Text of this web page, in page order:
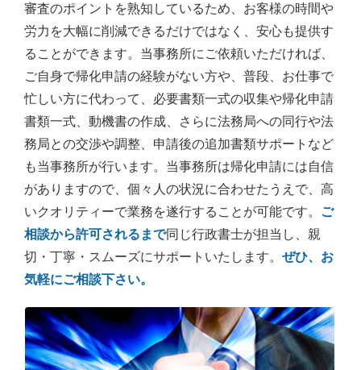
審査のポイントを熟知しているため、お客様の時間や
労力を大幅に削減できるだけではなく、安心も提供す
ることができます。当事務所にご依頼いただければ、
ご自身で帰化申請の経験がない方や、普段、お仕事で
忙しい方に代わって、必要書類一式の収集や帰化申請
書類一式、動機書の作成、さらに法務局への同行や法
務局との交渉や調整、申請後の追加書類サポートなど
も当事務所が行います。当事務所は帰化申請には自信
がありますので、個々人の状況に合わせたうえで、高
いクオリティーで業務を遂行することが可能です。 ご
相談から許可されるまで同じ行政書士が担当し、親
切・丁寧・スムーズにサポートいたします。 ぜひ、お
気軽にご相談下さい。